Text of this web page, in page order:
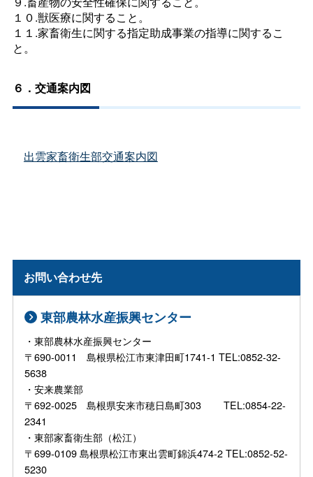
１０.獣医療に関すること。
１１.家畜衛生に関する指定助成事業の指導に関するこ
と。
６．交通案内図
出雲家畜衛生部交通案内図
お問い合わせ先
東部農林水産振興センター
・東部農林水産振興センター
〒690-0011 島根県松江市東津田町1741-1 TEL:0852-32-
5638
・安来農業部
〒692-0025 島根県安来市穂日島町303 TEL:0854-22-
2341
・東部家畜衛生部（松江）
〒699-0109 島根県松江市東出雲町錦浜474-2 TEL:0852-52-
5230